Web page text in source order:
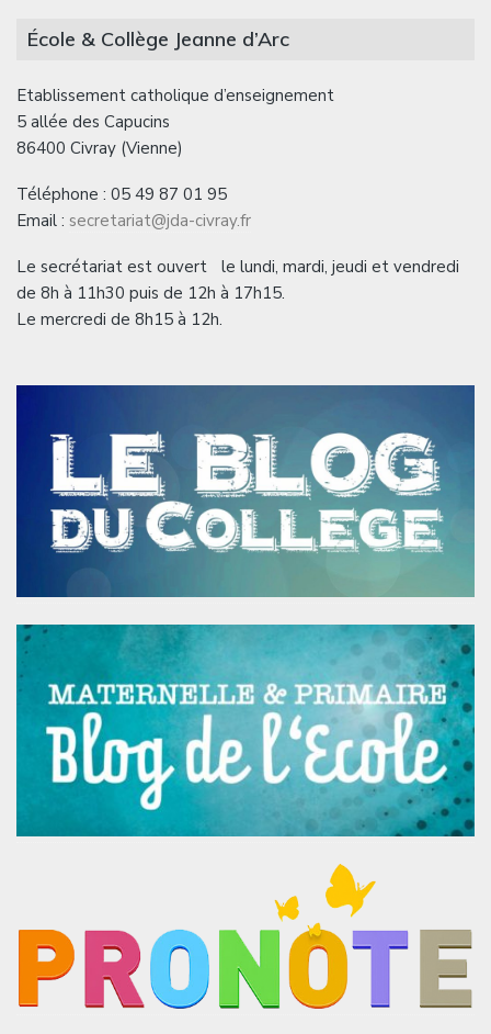
École & Collège Jeanne d’Arc
Etablissement catholique d’enseignement
5 allée des Capucins
86400 Civray (Vienne)
Téléphone : 05 49 87 01 95
Email : secretariat@jda-civray.fr
Le secrétariat est ouvert le lundi, mardi, jeudi et vendredi
de 8h à 11h30 puis de 12h à 17h15.
Le mercredi de 8h15 à 12h.